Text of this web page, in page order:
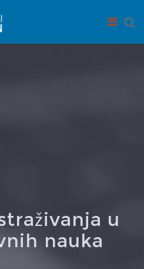
u
nauka